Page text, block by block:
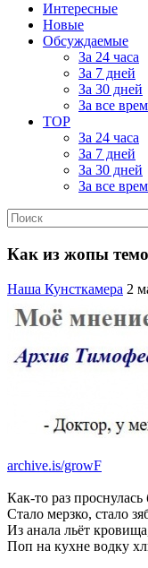
Интересные
Новые
Обсуждаемые
За 24 часа
За 7 дней
За 30 дней
За все
TOP
За 24 часа
За 7 дней
За 30 дней
За все
Как из жопы
Наша Кунсткамера 2
archive.is/growF
Как-то раз
Стало мерзко, стало
Из анала льёт
Поп на кухне водку